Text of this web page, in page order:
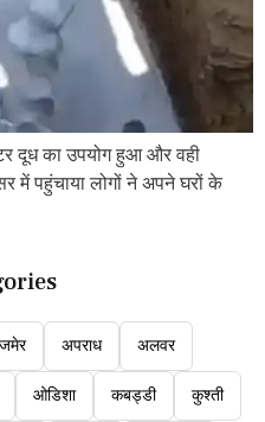
दूध का उपयोग हुआ और वही
में पहुंचाया लोगों ने अपने घरों के
अपराध अलवर
ओडिशा कबड्डी कुश्ती